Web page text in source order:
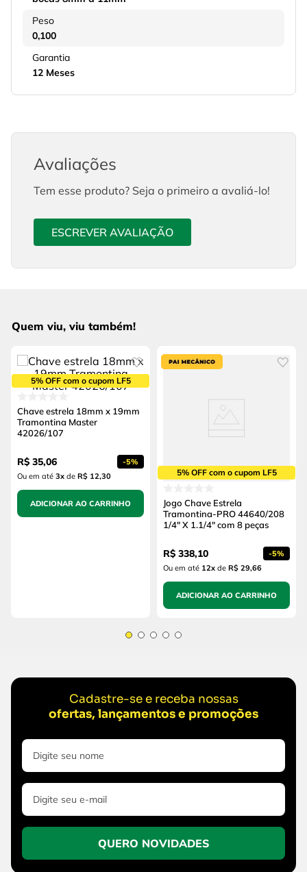
Peso
0,100
Garantia
12 Meses
Avaliações
Tem esse produto? Seja o primeiro a avaliá-lo!
ESCREVER AVALIAÇÃO
Quem viu, viu também!
5% OFF com o cupom LF5
Chave estrela 18mm x 19mm
Tramontina Master
42026/107
R$ 35,06 -5%
Ou em até 3x de R$ 12,30
ADICIONAR AO CARRINHO
5% OFF com o cupom LF5
Jogo Chave Estrela
Tramontina-PRO 44640/208
1/4" X 1.1/4" com 8 peças
R$ 338,10 -5%
Ou em até 12x de R$ 29,66
ADICIONAR AO CARRINHO
Cadastre-se e receba nossas
ofertas, lançamentos e promoções
QUERO NOVIDADES